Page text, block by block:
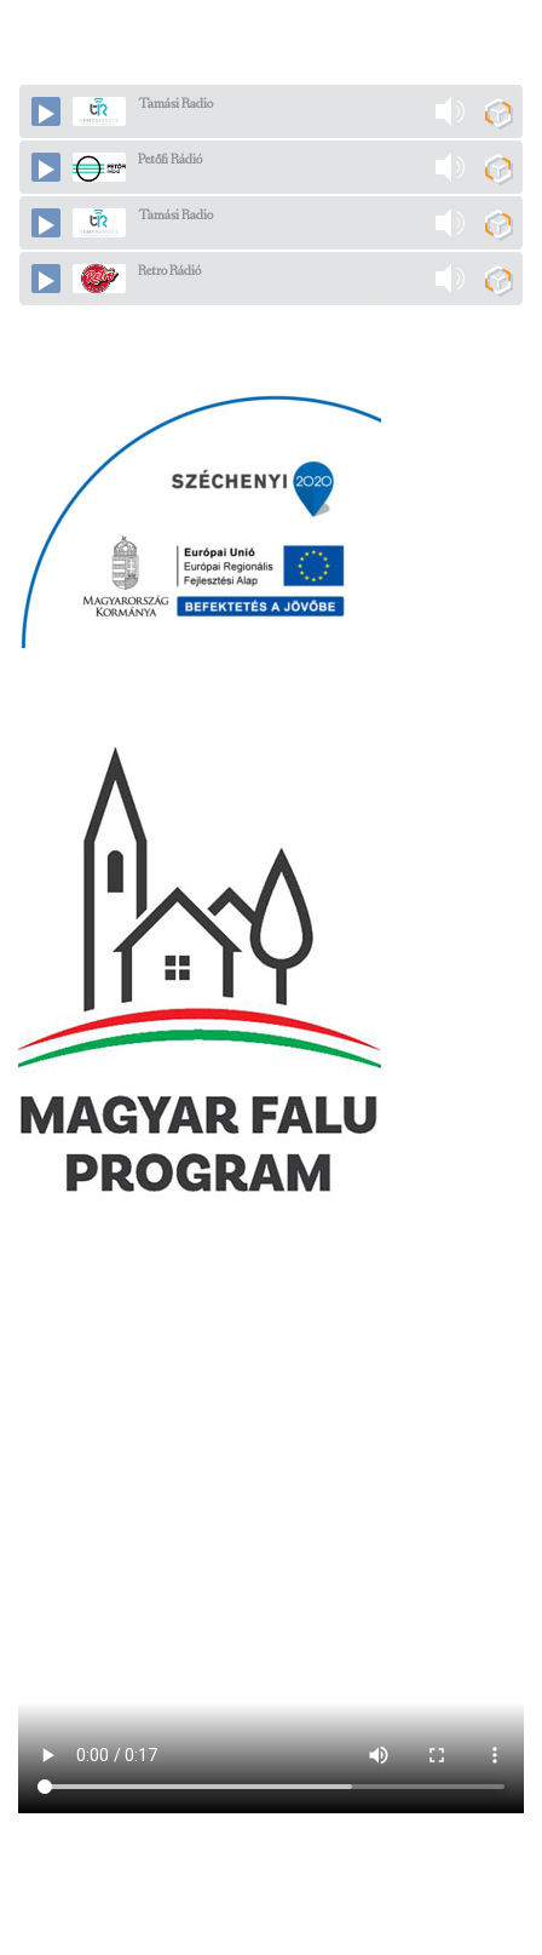
Tamási Radio
Petőfi Rádió
Tamási Radio
Retro Rádió